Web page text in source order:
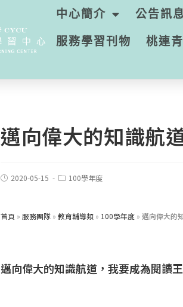
中心簡介
公告訊
服務學習刊物
桃連
邁向偉大的知識航
2020-05-15 100學年度
首頁 » 服務團隊 » 教育輔導類 » 100學年度 » 邁向偉大的
邁向偉大的知識航道，我要成為閱讀